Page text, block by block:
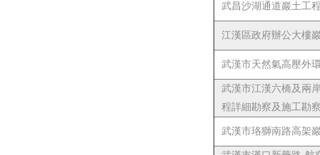
武昌沙湖通道巖土工
江漢區政府辦公大樓
武漢市天然氣高壓外
武漢市江漢六橋及兩
程詳細勘察及施工勘
武漢市珞獅南路高架